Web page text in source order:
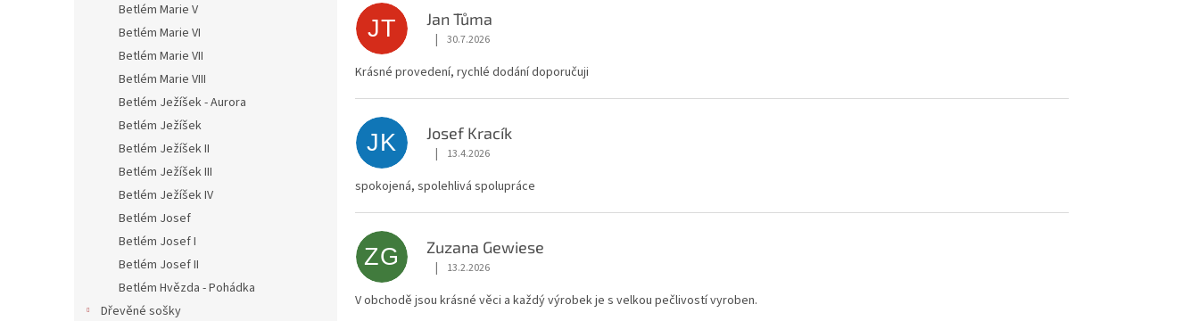
Betlém Marie V
Betlém Marie VI
Betlém Marie VII
Betlém Marie VIII
Betlém Ježíšek - Aurora
Betlém Ježíšek
Betlém Ježíšek II
Betlém Ježíšek III
Betlém Ježíšek IV
Betlém Josef
Betlém Josef I
Betlém Josef II
Betlém Hvězda - Pohádka
Dřevěné sošky
p
i
h
o
n
o
e
n
JT Jan Tůma
Hodnocení obchodu je 5 z 5 hvězdiček.
| 30.7.2026
Krásné provedení, rychlé dodání doporučuji
JK Josef Kracík
Hodnocení obchodu je 5 z 5 hvězdiček.
| 13.4.2026
spokojená, spolehlivá spolupráce
ZG Zuzana Gewiese
Hodnocení obchodu je 5 z 5 hvězdiček.
| 13.2.2026
V obchodě jsou krásné věci a každý výrobek je s velkou pečlivostí vyroben.